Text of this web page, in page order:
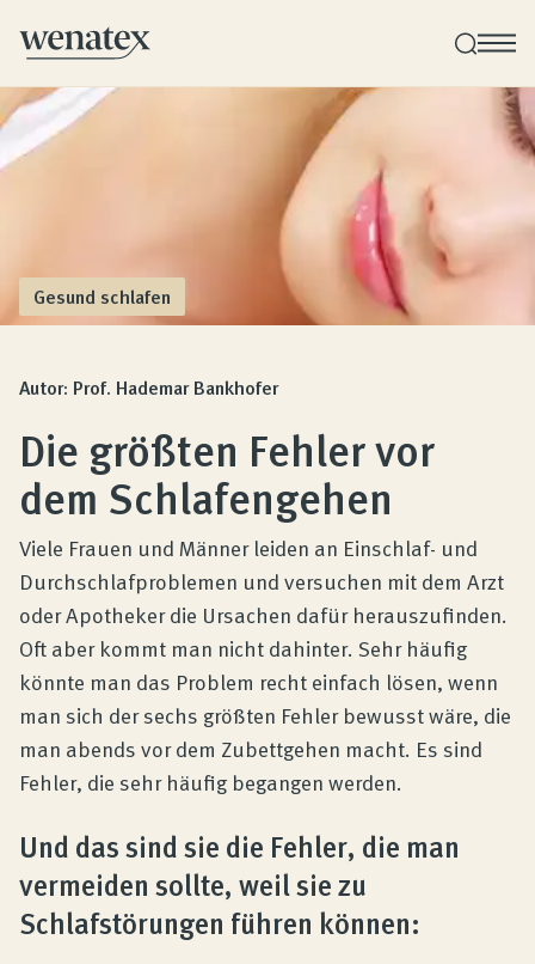
Wenatex Schlafberatung
Produktberatung zu Hause oder online!
Produkte
Qualität und Garantie
Kundenbewertungen
Produktberatung
Unternehmen
Kontakt
Magazin
Gesund schlafen
Autor: Prof. Hademar Bankhofer
Die größten Fehler vor
dem Schlafengehen
Viele Frauen und Männer leiden an Einschlaf- und
Durchschlafproblemen und versuchen mit dem Arzt
oder Apotheker die Ursachen dafür herauszufinden.
Oft aber kommt man nicht dahinter. Sehr häufig
könnte man das Problem recht einfach lösen, wenn
man sich der sechs größten Fehler bewusst wäre, die
man abends vor dem Zubettgehen macht. Es sind
Fehler, die sehr häufig begangen werden.
Und das sind sie die Fehler, die man
vermeiden sollte, weil sie zu
Schlafstörungen führen können: